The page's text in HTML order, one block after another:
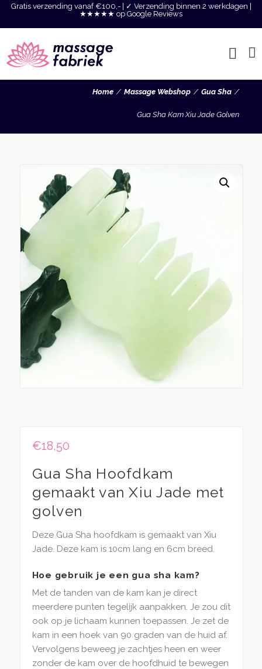
Gratis verzending vanaf €100,- | ✓ Verzending binnen 2 werkdagen |
★★★★★ op Google Reviews
Home Massage Webshop Gua Sha
Gua Sha Kam Xiu Jade Golven
€18,50
Gua Sha Hoofdkam
gemaakt van Xiu Jade met
golven
Deze Gua Sha hoofdkam is gemaakt van Xiu
Jade. Deze kam is 10cm lang en 6cm breed.
Hoe gebruik je een gua sha kam?
Met de tanden van de kam kan je direct
meerdere punten tegelijk aanpakken. Je zou dit
ook op je lichaam kunnen toepassen. Je zet de
kam in een hoek van 90 graden van de huid af.
Vervolgens beweeg je zachtjes heen en weer
zonder de kam over de hoofdhuid te bewegen